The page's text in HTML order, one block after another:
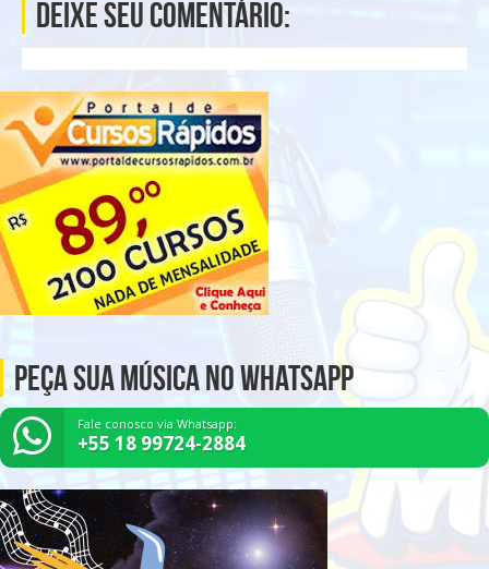
Deixe seu comentário:
Peça Sua Música no Whatsapp
Fale conosco via Whatsapp:
+55 18 99724-2884